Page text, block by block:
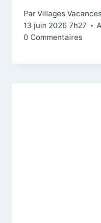
ParVillages
13 juin 2026 7h27
0 Commentaires